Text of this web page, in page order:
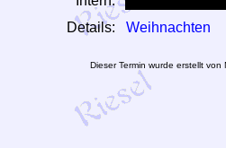
Details:
Weihnachten
Dieser Termin wurde erstellt